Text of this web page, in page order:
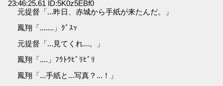
23:46:25.61 ID:5K0z5EBf0
元提督「...昨日、赤城から手紙が来たんだ。」
鳳翔「.......」ｸﾞｽｯ
元提督「...見てくれ...。」
鳳翔「....」ﾌｳﾄｳﾋﾞﾘﾋﾞﾘ
鳳翔「...手紙と...写真？...！」